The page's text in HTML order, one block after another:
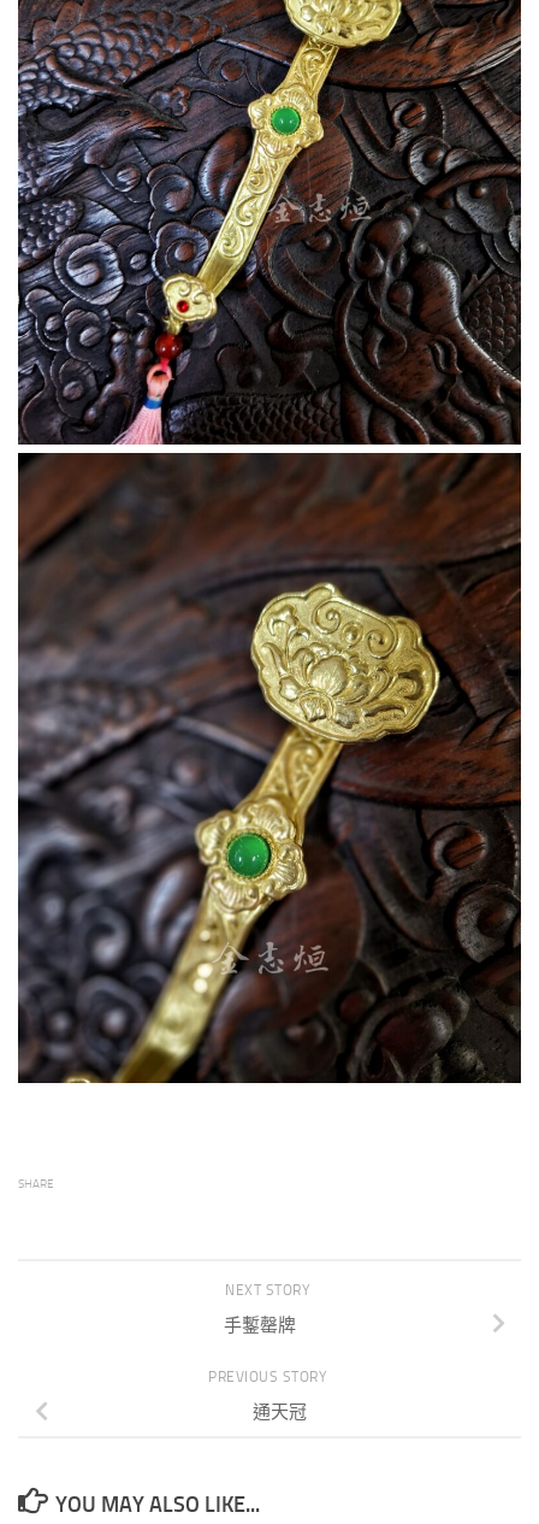
SHARE
NEXT STORY
手鏨罄牌
PREVIOUS STORY
通天冠
YOU MAY ALSO LIKE...